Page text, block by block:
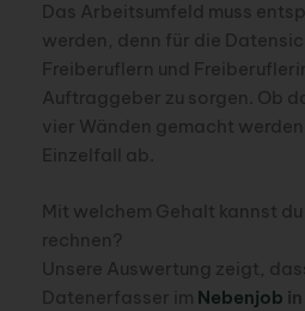
Das Arbeitsumfeld muss
werden, denn für die
Freiberuflern und
Auftraggeber zu sorgen. Ob
vier Wänden gemacht
Einzelfall ab.
Mit welchem Gehalt kannst
rechnen?
Unsere Auswertung zeigt,
Datenerfasser im Nebenjob